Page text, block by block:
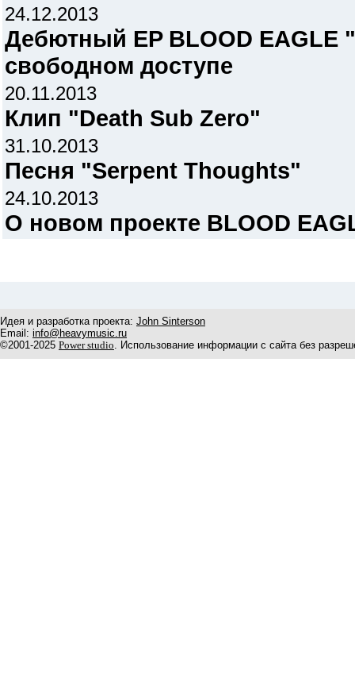
24.12.2013
Дебютный EP BLOOD EAGLE
свободном доступе
20.11.2013
Клип "Death Sub Zero"
31.10.2013
Песня "Serpent Thoughts"
24.10.2013
О новом проекте BLOOD
Идея и разработка проекта: John Sinterson
Email: info@heavymusic.ru
©2001-2025 Power studio. Использование информации с сайта без